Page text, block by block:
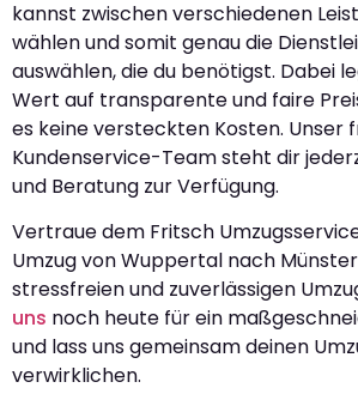
kannst zwischen verschiedenen
wählen und somit genau die
auswählen, die du benötigst. Dabei
Wert auf transparente und faire
es keine versteckten Kosten. Unser
Kundenservice-Team steht dir
und Beratung zur Verfügung.
Vertraue dem Fritsch
Umzug von Wuppertal nach
stressfreien und zuverlässigen
uns noch heute für ein
und lass uns gemeinsam deinen
verwirklichen.